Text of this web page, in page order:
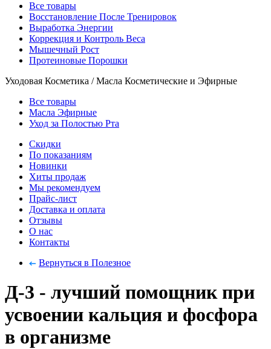
Все товары
Восстановление После Тренировок
Выработка Энергии
Коррекция и Контроль Веса
Мышечный Рост
Протеиновые Порошки
Уходовая Косметика / Масла Косметические и Эфирные
Все товары
Масла Эфирные
Уход за Полостью Рта
Скидки
По показаниям
Новинки
Хиты продаж
Мы рекомендуем
Прайс-лист
Доставка и оплата
Отзывы
О нас
Контакты
Вернуться в Полезное
Д-3 - лучший помощник при
усвоении кальция и фосфора
в организме